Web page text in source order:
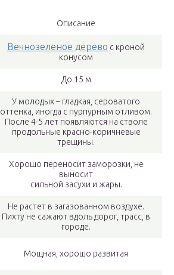
Описание
Вечнозеленое дерево с кроной
конусом
До 15 м
У молодых – гладкая, сероватого
оттенка, иногда с пурпурным отливом.
После 4-5 лет появляются на стволе
продольные красно-коричневые
трещины.
Хорошо переносит заморозки, не
выносит
сильной засухи и жары.
Не растет в загазованном воздухе.
Пихту не сажают вдоль дорог, трасс, в
городе.
Мощная, хорошо развитая